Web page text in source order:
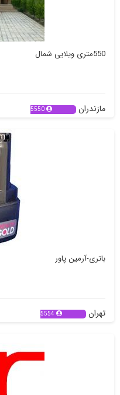
550متری ویلایی شمال
مازندران 5550
باتری-آرمین پاور
تهران 5554